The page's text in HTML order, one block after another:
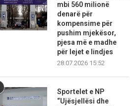
mbi 560 milionë
denarë për
kompensime për
pushim mjekësor,
pjesa më e madhe
për lejet e lindjes
28.07.2026 15:52
Sportelet e NP
“Ujësjellësi dhe